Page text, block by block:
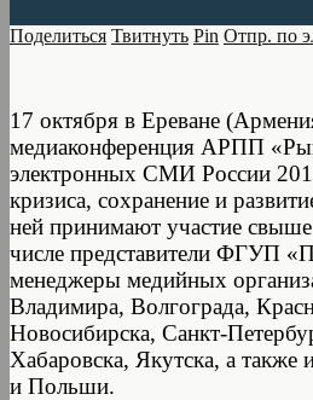
Поделиться Твитнуть Pin Отпр. по
17 октября в Ереване
медиаконференция АРПП
электронных СМИ России
кризиса, сохранение и
ней принимают участие
числе представители ФГУП
менеджеры медийных
Владимира, Волгограда,
Новосибирска, Санкт-
Хабаровска, Якутска, а
и Польши.